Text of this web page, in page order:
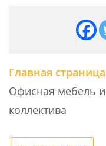
Главная страница
Офисная мебель
коллектива